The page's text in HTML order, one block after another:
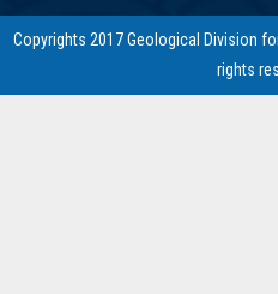
Copyrights 2017 Geological Division
rights